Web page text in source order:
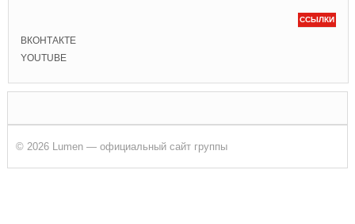
ССЫЛКИ
ВКОНТАКТЕ
YOUTUBE
© 2026 Lumen — официальный сайт группы